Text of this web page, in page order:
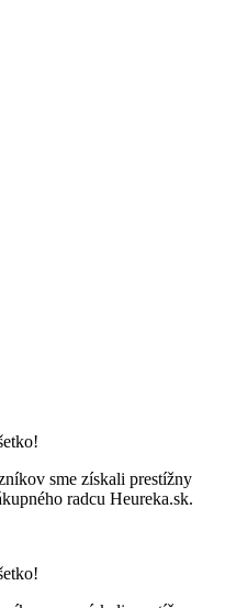
sme získali prestížny
radcu Heureka.sk.